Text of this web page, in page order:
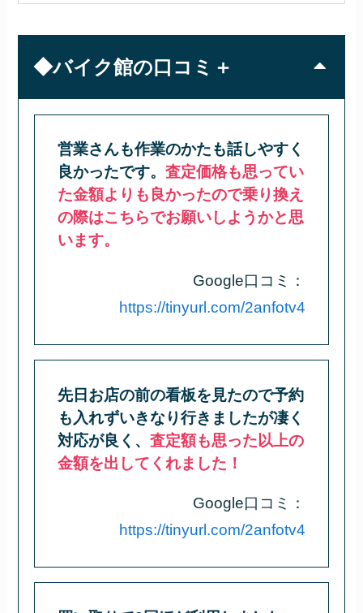
◆バイク館の口コミ＋
営業さんも作業のかたも話しやすく
良かったです。査定価格も思ってい
た金額よりも良かったので乗り換え
の際はこちらでお願いしようかと思
います。
Google口コミ：
https://tinyurl.com/2anfotv4
先日お店の前の看板を見たので予約
も入れずいきなり行きましたが凄く
対応が良く、査定額も思った以上の
金額を出してくれました！
Google口コミ：
https://tinyurl.com/2anfotv4